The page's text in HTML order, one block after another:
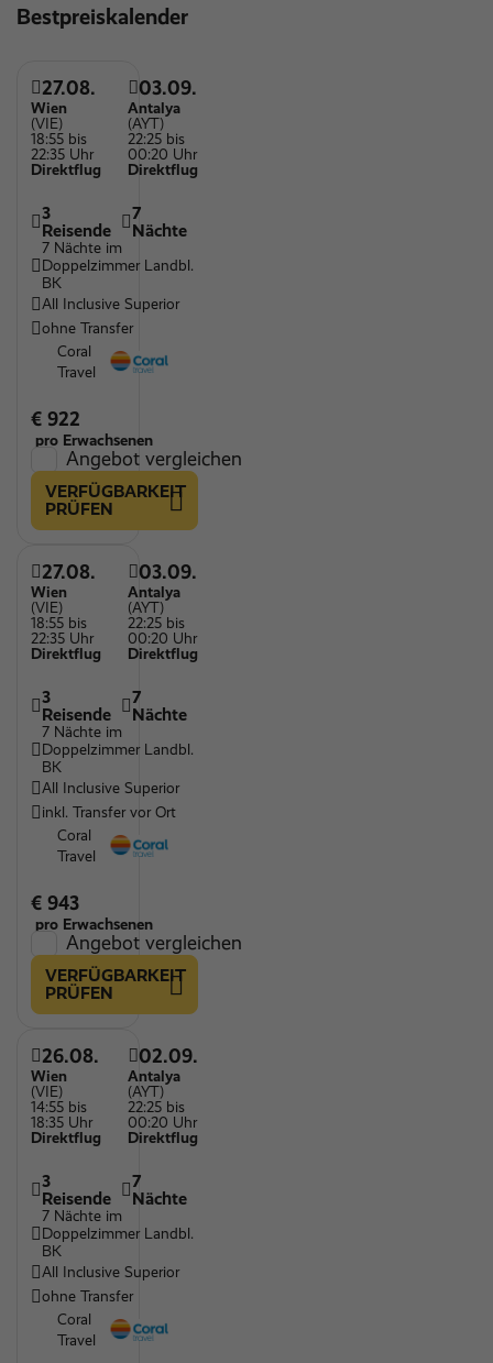
Indoor Pool
Sauna
Tennisplatz
Wasserrutsche
Wellnessbereich
Parkplätze
Kinderspielplatz
Spielzimmer für Kinder
Kinderpool
Restaurant
Sandstrand
Vegetarische Speißen
WLAN
Bestpreiskalender
27.08.
Wien
(VIE)
18:55 bis
22:35 Uhr
Direktflug
03.09.
Antalya
(AYT)
22:25 bis
00:20 Uhr
Direktflug
3
Reisende
7
Nächte
7 Nächte im
Doppelzimmer Landbl.
BK
All Inclusive Superior
ohne Transfer
Coral
Travel
€ 922
pro Erwachsenen
Angebot vergleichen
VERFÜGBARKEIT
PRÜFEN
27.08.
Wien
(VIE)
18:55 bis
22:35 Uhr
Direktflug
03.09.
Antalya
(AYT)
22:25 bis
00:20 Uhr
Direktflug
3
Reisende
7
Nächte
7 Nächte im
Doppelzimmer Landbl.
BK
All Inclusive Superior
inkl. Transfer vor Ort
Coral
Travel
€ 943
pro Erwachsenen
Angebot vergleichen
VERFÜGBARKEIT
PRÜFEN
26.08.
Wien
(VIE)
14:55 bis
18:35 Uhr
Direktflug
02.09.
Antalya
(AYT)
22:25 bis
00:20 Uhr
Direktflug
3
Reisende
7
Nächte
7 Nächte im
Doppelzimmer Landbl.
BK
All Inclusive Superior
ohne Transfer
Coral
Travel